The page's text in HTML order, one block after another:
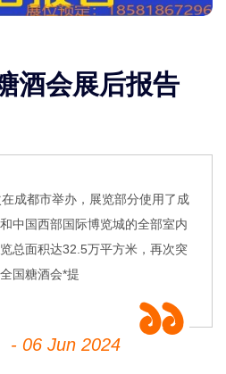
酒会展后报告
成都市举办，展览部分使用了成
中国西部国际博览城的全部室内
总面积达32.5万平方米，再次突
国糖酒会*提
- 06 Jun 2024